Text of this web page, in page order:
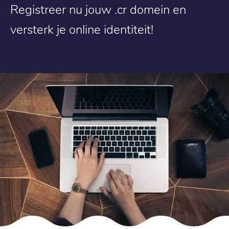
Registreer nu jouw .cr domein en
versterk je online identiteit!